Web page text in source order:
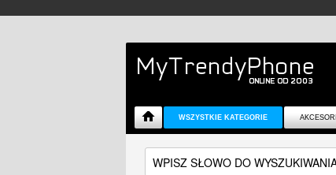
WSZYSTKIE KATEGORIE